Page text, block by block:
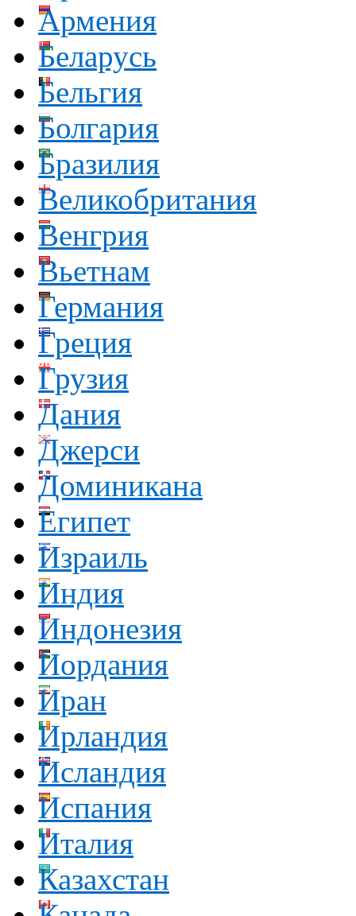
Армения
Беларусь
Бельгия
Болгария
Бразилия
Великобритания
Венгрия
Вьетнам
Германия
Греция
Грузия
Дания
Джерси
Доминикана
Египет
Израиль
Индия
Индонезия
Иордания
Иран
Ирландия
Исландия
Испания
Италия
Казахстан